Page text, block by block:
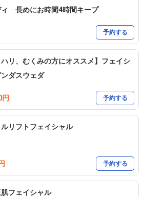
ィ 長めにお時間4時間キープ
予約する
ハリ、むくみの方にオススメ】フェイシ
ンダスウェダ
予約する
ルリフトフェイシャル
予約する
フェイシャル